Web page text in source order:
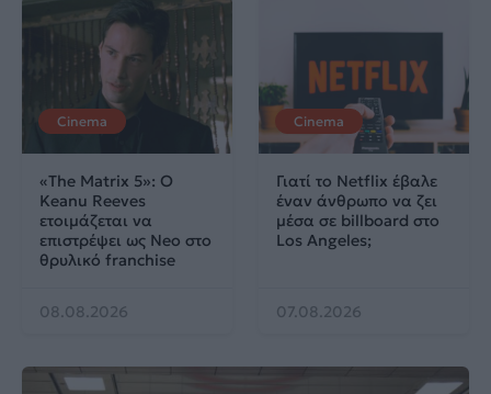
Cinema
«The Matrix 5»: Ο
Keanu Reeves
ετοιμάζεται να
επιστρέψει ως Neo στο
θρυλικό franchise
08.08.2026
Cinema
Γιατί το Netflix έβαλε
έναν άνθρωπο να ζει
μέσα σε billboard στο
Los Angeles;
07.08.2026